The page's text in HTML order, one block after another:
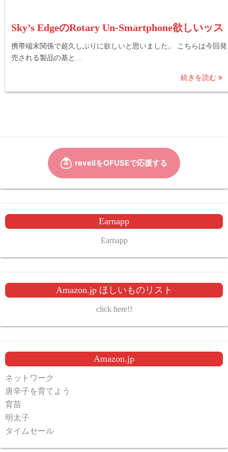
Sky’s EdgeのRotary Un-Smartphone欲しいッス
携帯端末関係で超久しぶりに欲しいと思いました。 こちらは今回発
売される製品の基と…
続きを読む
Earnapp
Earnapp
Amazon.jp ほしいものリスト
click here!!
Amazon.jp
ネットワーク
唐辛子を育てよう
育苗
明太子
タイムセール